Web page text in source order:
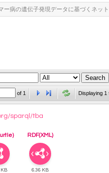
ー病の遺伝子発現データに基づくネッ
of 1 Displaying 1
sparql/tba
RDF(XML)
KB 6.36 KB